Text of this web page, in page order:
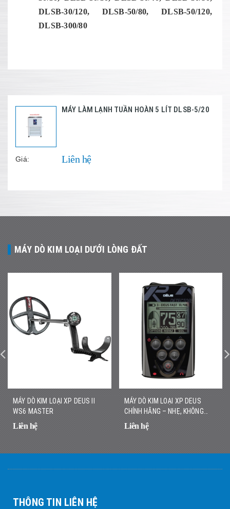
DLSB-30/120, DLSB-50/80, DLSB-50/120,
DLSB-300/80
MÁY LÀM LẠNH TUẦN HOÀN 5 LÍT DLSB-5/20
Giá: Liên hệ
MÁY DÒ KIM LOẠI DƯỚI LÒNG ĐẤT
MÁY DÒ KIM LOẠI XP DEUS II
WS6 MASTER
Liên hệ
MÁY DÒ KIM LOẠI XP DEUS
CHÍNH HÃNG – NHẸ, KHÔNG
DÂY, DÒ NHANH CHÍNH XÁC
Liên hệ
THÔNG TIN LIÊN HỆ